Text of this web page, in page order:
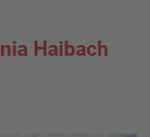
Haibach